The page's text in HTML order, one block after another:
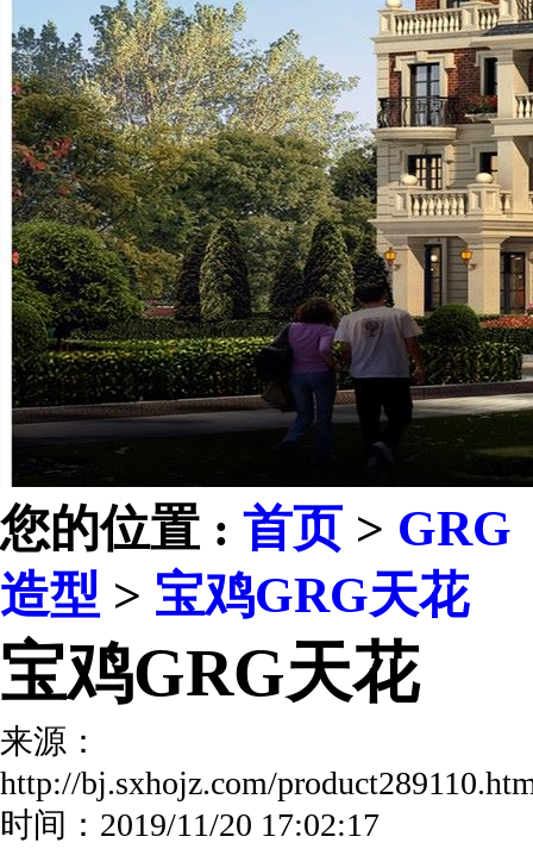
您的位置 : 首页 > GRG
造型 > 宝鸡GRG天花
宝鸡GRG天花
来源：
http://bj.sxhojz.com/
时间：2019/11/20 17:02:17